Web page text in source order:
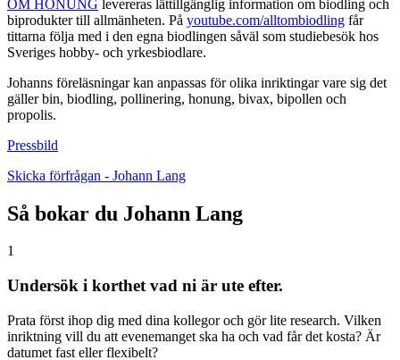
OM HONUNG levereras lättillgänglig information om biodling och
biprodukter till allmänheten. På youtube.com/alltombiodling får
tittarna följa med i den egna biodlingen såväl som studiebesök hos
Sveriges hobby- och yrkesbiodlare.
Johanns föreläsningar kan anpassas för olika inriktingar vare sig det
gäller bin, biodling, pollinering, honung, bivax, bipollen och
propolis.
Pressbild
Skicka förfrågan - Johann Lang
Så bokar du Johann Lang
1
Undersök i korthet vad ni är ute efter.
Prata först ihop dig med dina kollegor och gör lite research. Vilken
inriktning vill du att evenemanget ska ha och vad får det kosta? Är
datumet fast eller flexibelt?